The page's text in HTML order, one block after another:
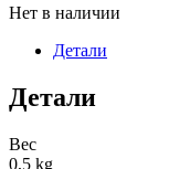
Нет в наличии
Детали
Детали
Вес
0,5 kg